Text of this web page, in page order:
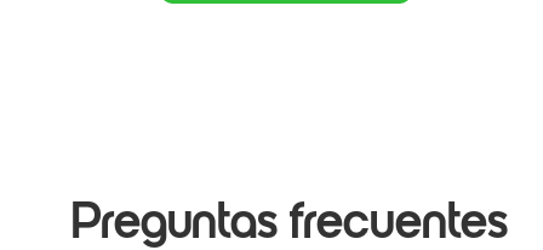
Preguntas frecuentes